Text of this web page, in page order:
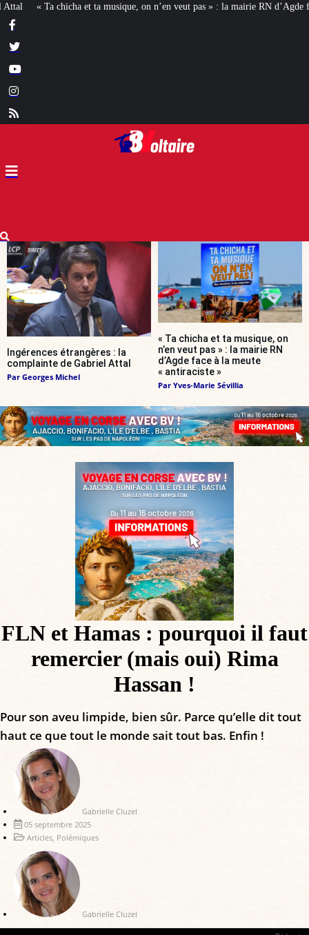
n’en veut pas » : la mairie RN d’Agde face à la meute « antiraciste » La
Ingérences étrangères : la
complainte de Gabriel Attal
Par Georges Michel
« Ta chicha et ta musique, on
n’en veut pas » : la mairie RN
d’Agde face à la meute
« antiraciste »
Par Yves-Marie Sévillia
FLN et Hamas : pourquoi il faut
remercier (mais oui) Rima
Hassan !
Pour son aveu limpide, bien sûr. Parce qu’elle dit tout
haut ce que tout le monde sait tout bas. Enfin !
Gabrielle Cluzel
05 septembre 2025
Articles, Polémiques
Gabrielle Cluzel